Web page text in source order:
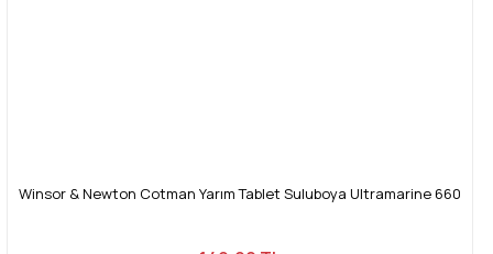
Winsor & Newton Cotman Yarım Tablet Suluboya Ultramarine 660